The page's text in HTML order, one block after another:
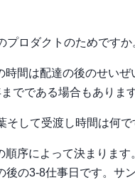
ロダクトのためですか
間は配達の後のせい
でである場合もあります
して受渡し時間は何で
序によって決まりま
後の3-8仕事日です。サ